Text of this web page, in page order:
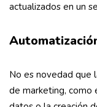
actualizados en un
No es novedad que
de marketing, como